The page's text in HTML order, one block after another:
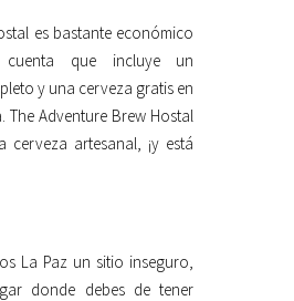
es bastante económico
que incluye un
y una cerveza gratis en
The Adventure Brew Hostal
cerveza artesanal, ¡y está
La Paz un sitio inseguro,
donde debes de tener